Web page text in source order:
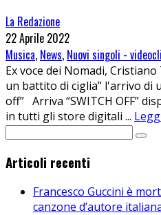
La Redazione
22 Aprile 2022
Musica, News, Nuovi singoli -
Ex voce dei Nomadi,
un battito di ciglia” l'arrivo di
off” Arriva “SWITCH OFF”
in tutti gli store digitali ...
Articoli recenti
Francesco Guccini è
canzone d’autore